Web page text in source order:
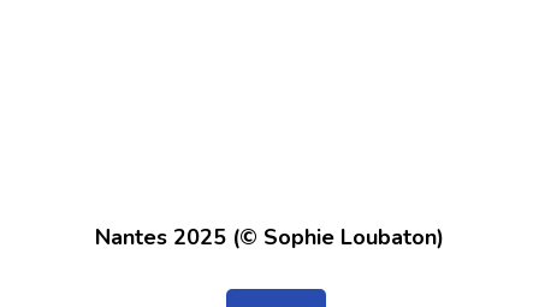
Nantes 2025 (© Sophie Loubaton)